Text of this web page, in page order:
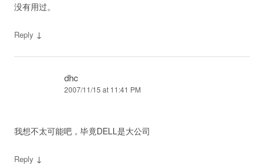
没有用过。
Reply ↓
dhc
2007/11/15 at 11:41 PM
我想不太可能吧，毕竟DELL是大公司
Reply ↓